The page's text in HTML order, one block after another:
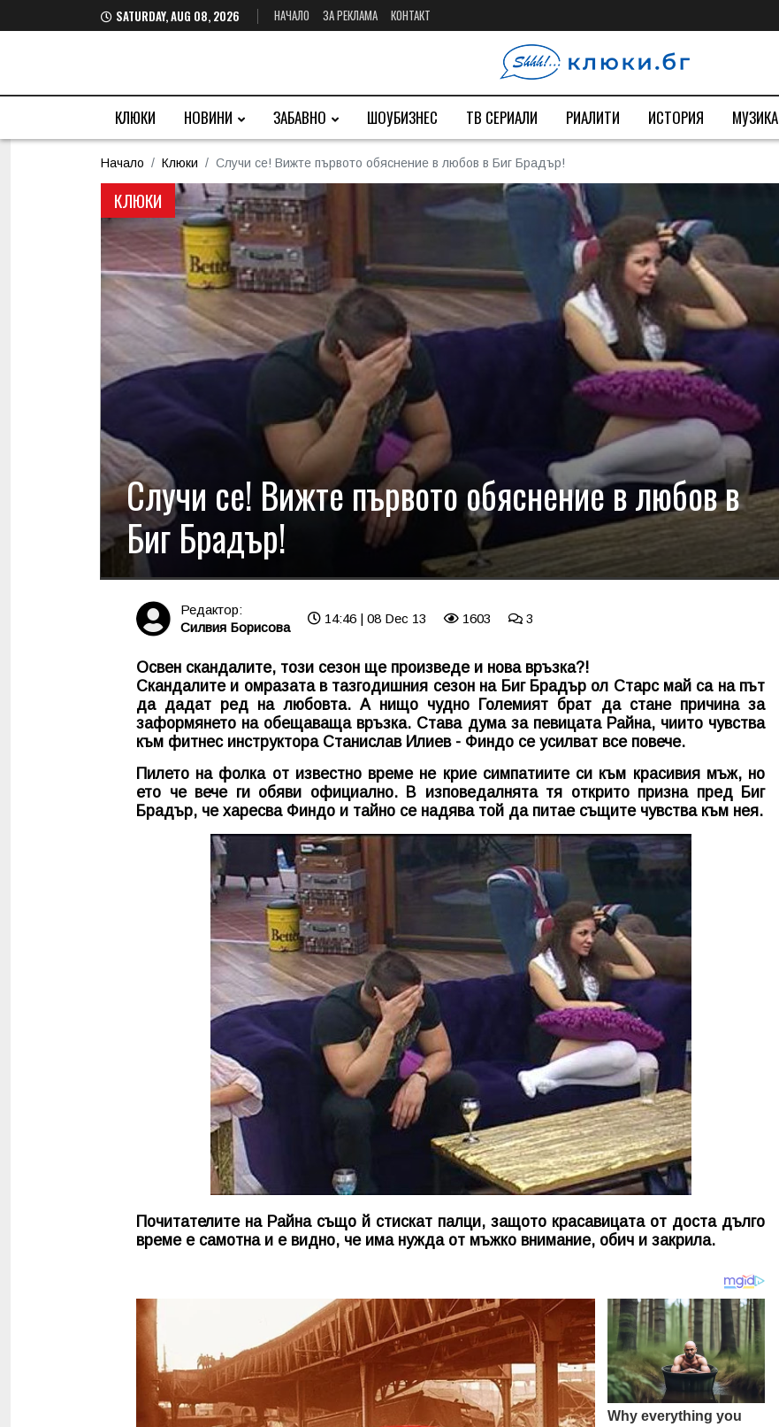
SATURDAY, AUG 08, 2026 НАЧАЛО ЗА РЕКЛАМА КОНТАКТ
КЛЮКИ НОВИНИ ЗАБАВНО ШОУБИЗНЕС ТВ СЕРИАЛИ РИАЛИТИ ИСТОРИЯ МУЗИКА
Начало Клюки Случи се! Вижте първото обяснение в любов в Биг Брадър!
КЛЮКИ
Случи се! Вижте първото обяснение в любов в
Биг Брадър!
Редактор:
Силвия Борисова
14:46 | 08 Dec 13 1603 3
Освен скандалите, този сезон ще произведе и нова връзка?!
Скандалите и омразата в тазгодишния сезон на Биг Брадър ол Старс май са на път
да дадат ред на любовта. А нищо чудно Големият брат да стане причина за
заформянето на обещаваща връзка. Става дума за певицата Райна, чиито чувства
към фитнес инструктора Станислав Илиев - Финдо се усилват все повече.
Пилето на фолка от известно време не крие симпатиите си към красивия мъж, но
ето че вече ги обяви официално. В изповедалнята тя открито призна пред Биг
Брадър, че харесва Финдо и тайно се надява той да питае същите чувства към нея.
Почитателите на Райна също й стискат палци, защото красавицата от доста дълго
време е самотна и е видно, че има нужда от мъжко внимание, обич и закрила.